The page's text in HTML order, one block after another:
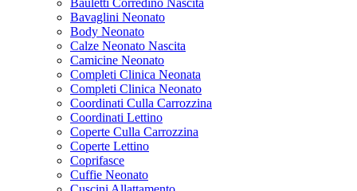
Bauletti Corredino Nascita
Bavaglini Neonato
Body Neonato
Calze Neonato Nascita
Camicine Neonato
Completi Clinica Neonata
Completi Clinica Neonato
Coordinati Culla Carrozzina
Coordinati Lettino
Coperte Culla Carrozzina
Coperte Lettino
Coprifasce
Cuffie Neonato